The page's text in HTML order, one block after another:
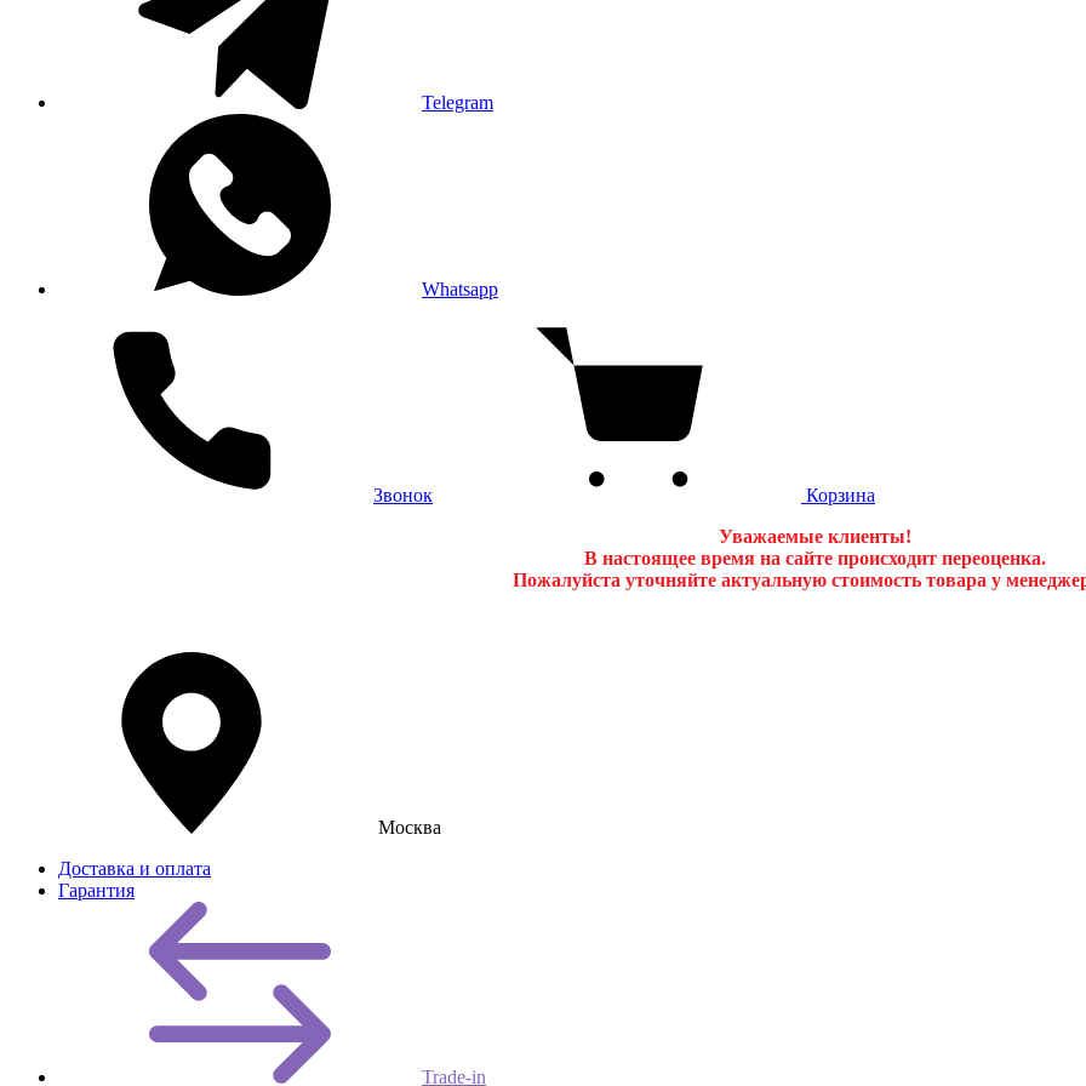
Telegram
Whatsapp
Звонок
Корзина
Уважаемые клиенты!
В настоящее время на сайте происходит переоценка.
Пожалуйста уточняйте актуальную стоимость товара у
Москва
Доставка и оплата
Гарантия
Trade-in